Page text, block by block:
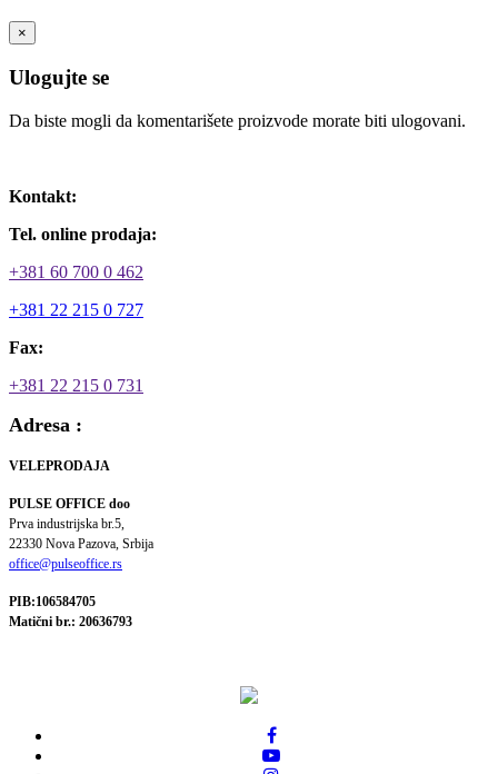
×
Ulogujte se
Da biste mogli da komentarišete proizvode morate biti ulogovani.
Kontakt:
Tel. online prodaja:
+381 60 700 0 462
+381 22 215 0 727
Fax:
+381 22 215 0 731
Adresa :
VELEPRODAJA
PULSE OFFICE doo
Prva industrijska br.5,
22330 Nova Pazova, Srbija
office@pulseoffice.rs
PIB:106584705
Matični br.: 20636793